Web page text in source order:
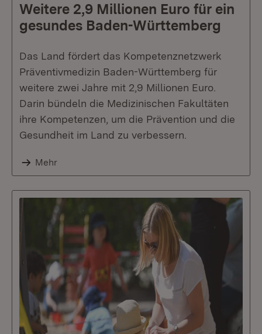
Weitere 2,9 Millionen Euro für ein
gesundes Baden-Württemberg
Das Land fördert das Kompetenznetzwerk
Präventivmedizin Baden-Württemberg für
weitere zwei Jahre mit 2,9 Millionen Euro.
Darin bündeln die Medizinischen Fakultäten
ihre Kompetenzen, um die Prävention und die
Gesundheit im Land zu verbessern.
Mehr